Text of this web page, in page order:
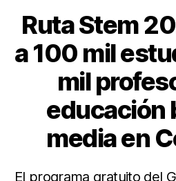
Ruta Stem
a 100 mil
mil
educación
media en
El programa gratuito del